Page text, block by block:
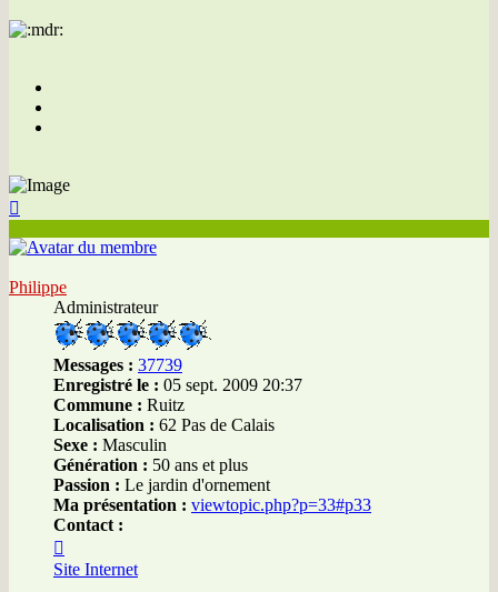
Philippe
Administrateur
Messages : 37739
Enregistré le : 05 sept. 2009 20:37
Commune : Ruitz
Localisation : 62 Pas de Calais
Sexe : Masculin
Génération : 50 ans et plus
Passion : Le jardin d'ornement
Ma présentation : viewtopic.php?p=33#p33
Contact :
Philippe
Site Internet